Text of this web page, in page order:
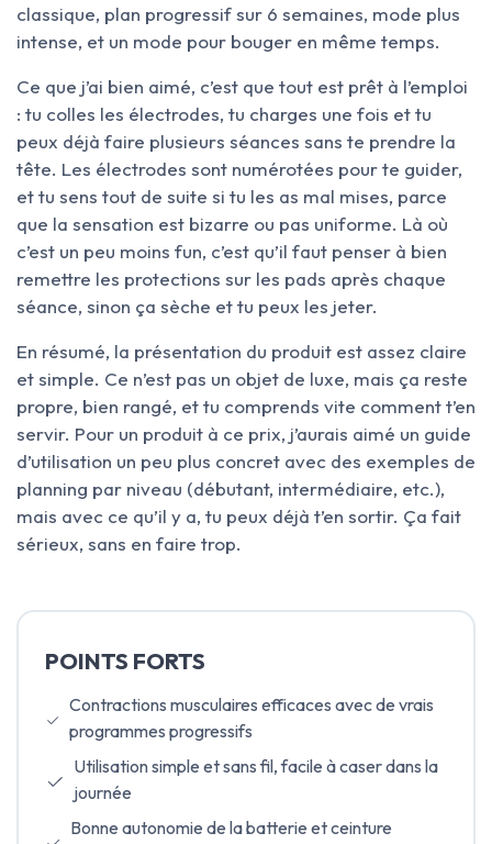
classique, plan progressif sur 6 semaines, mode plus
intense, et un mode pour bouger en même temps.
Ce que j’ai bien aimé, c’est que tout est prêt à l’emploi
: tu colles les électrodes, tu charges une fois et tu
peux déjà faire plusieurs séances sans te prendre la
tête. Les électrodes sont numérotées pour te guider,
et tu sens tout de suite si tu les as mal mises, parce
que la sensation est bizarre ou pas uniforme. Là où
c’est un peu moins fun, c’est qu’il faut penser à bien
remettre les protections sur les pads après chaque
séance, sinon ça sèche et tu peux les jeter.
En résumé, la présentation du produit est assez claire
et simple. Ce n’est pas un objet de luxe, mais ça reste
propre, bien rangé, et tu comprends vite comment t’en
servir. Pour un produit à ce prix, j’aurais aimé un guide
d’utilisation un peu plus concret avec des exemples de
planning par niveau (débutant, intermédiaire, etc.),
mais avec ce qu’il y a, tu peux déjà t’en sortir. Ça fait
sérieux, sans en faire trop.
POINTS FORTS
Contractions musculaires efficaces avec de vrais
programmes progressifs
Utilisation simple et sans fil, facile à caser dans la
journée
Bonne autonomie de la batterie et ceinture